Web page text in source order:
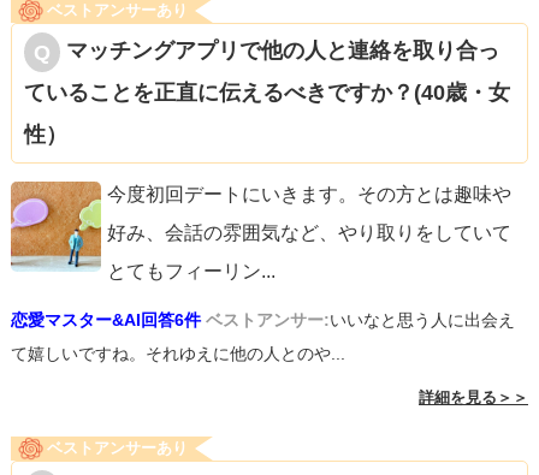
きを選びましたが、すごく信頼できるしあまり将来の関係
性で不安を抱いた事はありません。
結婚相手選びに関しては、お相手よりご自身の気持ちを大
切にしないといけないので選ぶのも心苦しく感じるかもし
れませんが、あなたが結婚生活を楽しみにできるようなお
相手を選べますように応援しています。
ベストアンサーあり
マッチングアプリで他の人と連絡を取り合っ
ていることを正直に伝えるべきですか？(40歳・女
性）
今度初回デートにいきます。その方とは趣味や
好み、会話の雰囲気など、やり取りをしていて
とてもフィーリン...
恋愛マスター&AI回答6件 ベストアンサー:いいなと思う人に出会え
て嬉しいですね。それゆえに他の人とのや...
詳細を見る＞＞
ベストアンサーあり